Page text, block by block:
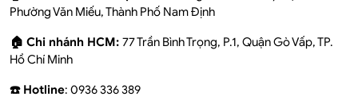
Phường Văn Miếu, Thành Phố Nam Định
🏠 Chi nhánh HCM: 77 Trần Bình Trọng, P.1, Quận Gò Vấp, TP.
Hồ Chí Minh
☎️ Hotline: 0936 336 389